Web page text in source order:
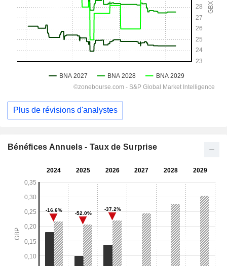
Plus de révisions d'analystes
Bénéfices Annuels - Taux de Surprise